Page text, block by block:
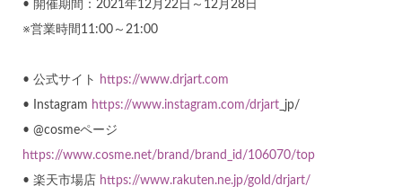
• 開催期間：2021年12月22日～12月28日
※営業時間11:00～21:00
• 公式サイト
https://www.drjart.com
• Instagram https://www.instagram.com/drjart_jp/
• @cosmeページ
https://www.cosme.net/brand/brand_id/106070/top
• 楽天市場店 https://www.rakuten.ne.jp/gold/drjart/